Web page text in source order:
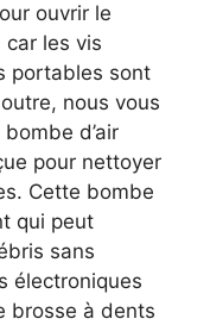
ouvrir le
les vis
portables sont
nous vous
d’air
pour nettoyer
Cette bombe
qui peut
sans
électroniques
brosse à dents